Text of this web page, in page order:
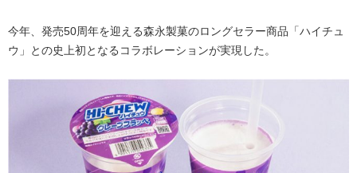
今年、発売50周年を迎える森永製菓のロングセラー商品「ハイチュ
ウ」との史上初となるコラボレーションが実現した。